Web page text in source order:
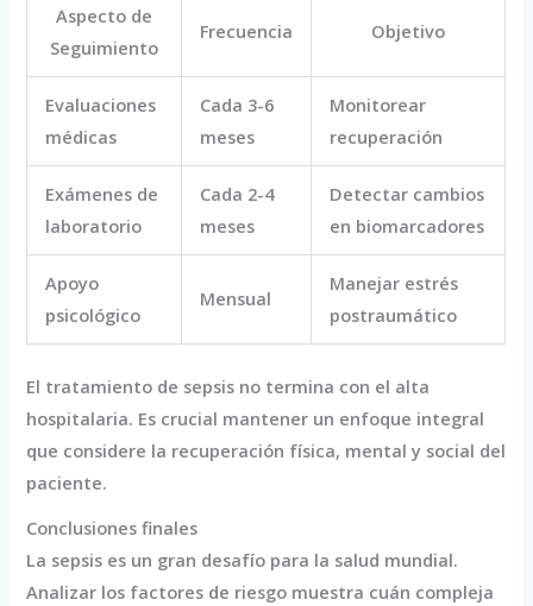
Aspecto de
Seguimiento
Frecuencia Objetivo
Evaluaciones
médicas
Cada 3-6
meses
Monitorear
recuperación
Exámenes de
laboratorio
Cada 2-4
meses
Detectar cambios
en biomarcadores
Apoyo
psicológico
Mensual
Manejar estrés
postraumático
El tratamiento de sepsis no termina con el alta
hospitalaria. Es crucial mantener un enfoque integral
que considere la recuperación física, mental y social del
paciente.
Conclusiones finales
La sepsis es un gran desafío para la salud mundial.
Analizar los factores de riesgo muestra cuán compleja